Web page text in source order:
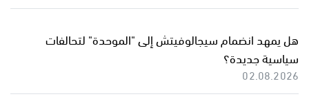
هل يمهد انضمام سيجالوفيتش إلى "الموحدة" لتحالفات
سياسية جديدة؟
02.08.2026